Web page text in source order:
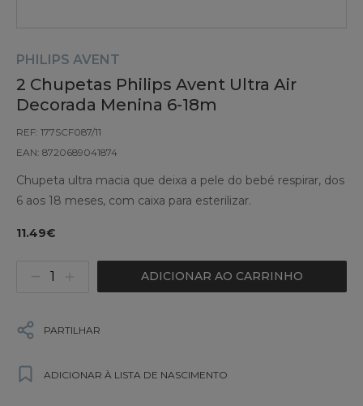
PHILIPS AVENT
2 Chupetas Philips Avent Ultra Air
Decorada Menina 6-18m
REF: 177SCF087/11
EAN: 8720689041874
Chupeta ultra macia que deixa a pele do bebé respirar, dos
6 aos 18 meses, com caixa para esterilizar.
11.49€
ADICIONAR AO CARRINHO
PARTILHAR
ADICIONAR À LISTA DE NASCIMENTO